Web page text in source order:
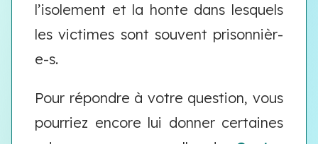
l’isolement et la honte dans lesquels
les victimes sont souvent prisonnièr-
e-s.
Pour répondre à votre question, vous
pourriez encore lui donner certaines